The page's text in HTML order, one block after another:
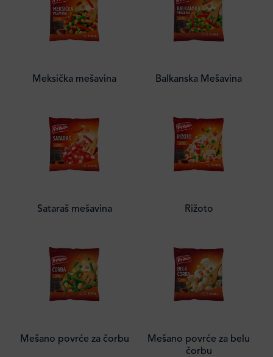
Meksička mešavina Balkanska Mešavina
Sataraš mešavina Rižoto
Mešano povrće za čorbu
Mešano povrće za belu
čorbu